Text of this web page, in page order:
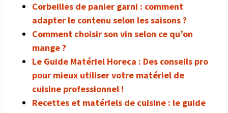
Corbeilles de panier garni : comment
adapter le contenu selon les saisons ?
Comment choisir son vin selon ce qu’on
mange ?
Le Guide Matériel Horeca : Des conseils pro
pour mieux utiliser votre matériel de
cuisine professionnel !
Recettes et matériels de cuisine : le guide